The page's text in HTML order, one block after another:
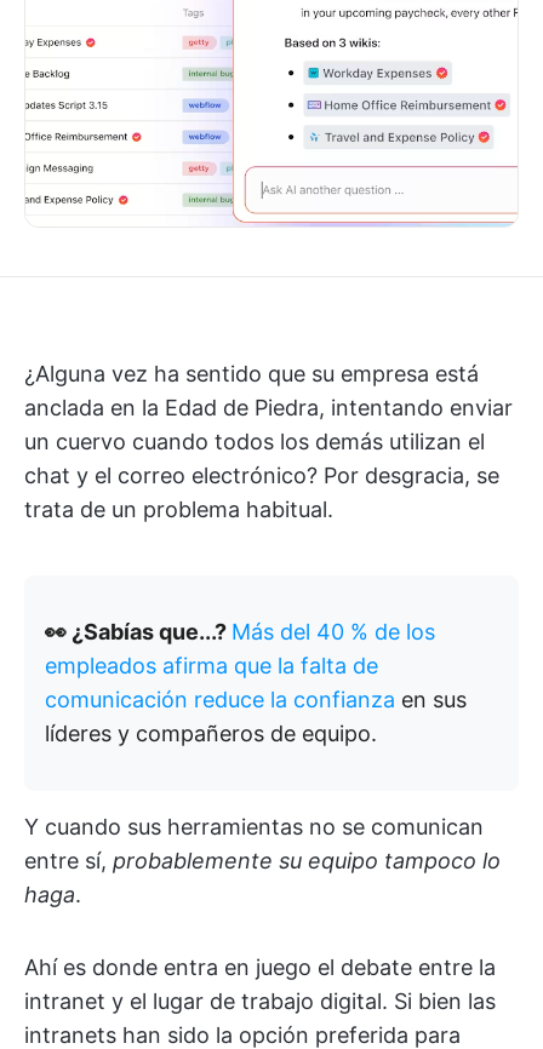
¿Alguna vez ha sentido que su empresa está
anclada en la Edad de Piedra, intentando enviar
un cuervo cuando todos los demás utilizan el
chat y el correo electrónico? Por desgracia, se
trata de un problema habitual.
👀 ¿Sabías que...? Más del 40 % de los
empleados afirma que la falta de
comunicación reduce la confianza en sus
líderes y compañeros de equipo.
Y cuando sus herramientas no se comunican
entre sí, probablemente su equipo tampoco lo
haga.
Ahí es donde entra en juego el debate entre la
intranet y el lugar de trabajo digital. Si bien las
intranets han sido la opción preferida para